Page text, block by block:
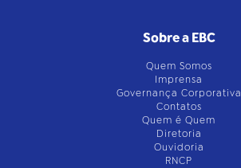
Sobre a EBC
Quem Somos
Imprensa
Governança Corporativa
Contatos
Quem é Quem
Diretoria
Ouvidoria
RNCP